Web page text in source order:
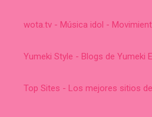
wota.tv - Música idol -
Yumeki Style - Blogs de Yumeki
Top Sites - Los mejores sitios